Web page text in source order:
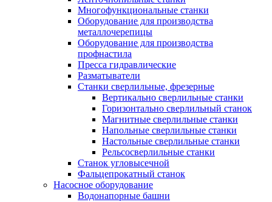
Многофункциональные станки
Оборудование для производства
металлочерепицы
Оборудование для производства
профнастила
Пресса гидравлические
Разматыватели
Станки сверлильные, фрезерные
Вертикально сверлильные станки
Горизонтально сверлильный станок
Магнитные сверлильные станки
Напольные сверлильные станки
Настольные сверлильные станки
Рельсосверлильные станки
Станок угловысечной
Фальцепрокатный станок
Насосное оборудование
Водонапорные башни